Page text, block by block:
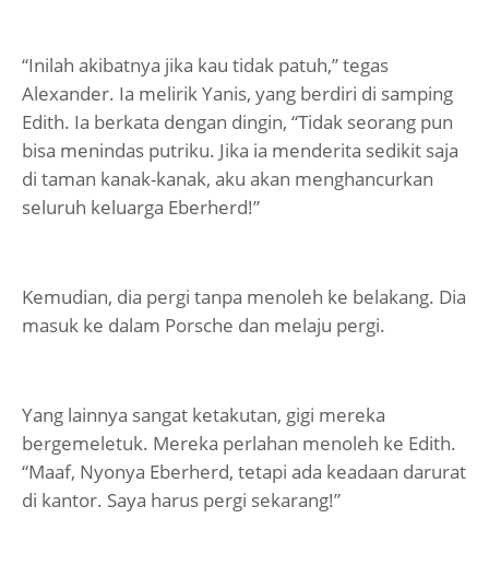
“Inilah akibatnya jika kau tidak patuh,” tegas
Alexander. Ia melirik Yanis, yang berdiri di samping
Edith. Ia berkata dengan dingin, “Tidak seorang pun
bisa menindas putriku. Jika ia menderita sedikit saja
di taman kanak-kanak, aku akan menghancurkan
seluruh keluarga Eberherd!”
Kemudian, dia pergi tanpa menoleh ke belakang. Dia
masuk ke dalam Porsche dan melaju pergi.
Yang lainnya sangat ketakutan, gigi mereka
bergemeletuk. Mereka perlahan menoleh ke Edith.
“Maaf, Nyonya Eberherd, tetapi ada keadaan darurat
di kantor. Saya harus pergi sekarang!”